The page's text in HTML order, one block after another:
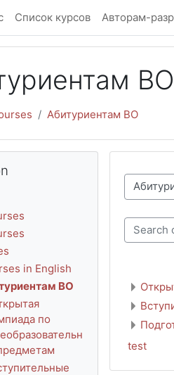
Список курсов Авторам-
ВО
Абитуриентам ВО
Course categories
Search
test
in English
ВО
по